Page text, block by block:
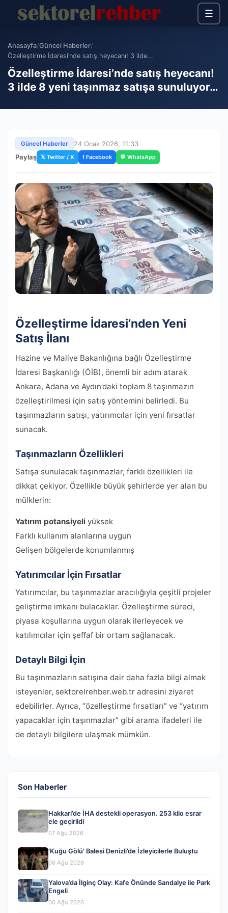
☰
Anasayfa/Güncel Haberler/
Özelleştirme İdaresi’nde satış heyecanı! 3 ilde...
Özelleştirme İdaresi’nde satış heyecanı!
3 ilde 8 yeni taşınmaz satışa sunuluyor…
Güncel Haberler
24 Ocak 2026, 11:33
Paylaş 𝕏 Twitter / X f Facebook 💬 WhatsApp
Özelleştirme İdaresi’nden Yeni
Satış İlanı
Hazine ve Maliye Bakanlığına bağlı Özelleştirme
İdaresi Başkanlığı (ÖİB), önemli bir adım atarak
Ankara, Adana ve Aydın’daki toplam 8 taşınmazın
özelleştirilmesi için satış yöntemini belirledi. Bu
taşınmazların satışı, yatırımcılar için yeni fırsatlar
sunacak.
Taşınmazların Özellikleri
Satışa sunulacak taşınmazlar, farklı özellikleri ile
dikkat çekiyor. Özellikle büyük şehirlerde yer alan bu
mülklerin:
Yatırım potansiyeli yüksek
Farklı kullanım alanlarına uygun
Gelişen bölgelerde konumlanmış
Yatırımcılar İçin Fırsatlar
Yatırımcılar, bu taşınmazlar aracılığıyla çeşitli projeler
geliştirme imkanı bulacaklar. Özelleştirme süreci,
piyasa koşullarına uygun olarak ilerleyecek ve
katılımcılar için şeffaf bir ortam sağlanacak.
Detaylı Bilgi İçin
Bu taşınmazların satışına dair daha fazla bilgi almak
isteyenler, sektorelrehber.web.tr adresini ziyaret
edebilirler. Ayrıca, “özelleştirme fırsatları” ve “yatırım
yapacaklar için taşınmazlar” gibi arama ifadeleri ile
de detaylı bilgilere ulaşmak mümkün.
Son Haberler
Hakkari’de İHA destekli operasyon. 253 kilo esrar
ele geçirildi
07 Ağu 2026
‘Kuğu Gölü’ Balesi Denizli’de İzleyicilerle Buluştu
06 Ağu 2026
Yalova’da İlginç Olay: Kafe Önünde Sandalye ile Park
Engeli
06 Ağu 2026